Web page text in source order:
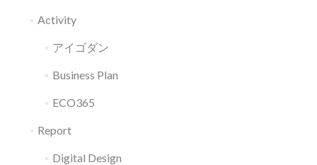
Activity
アイゴダン
Business Plan
ECO365
Report
Digital Design